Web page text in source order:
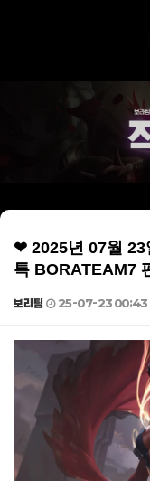
❤ 2025년 07월
톡 BORATEAM7
보라팀 25-07-23 00:43